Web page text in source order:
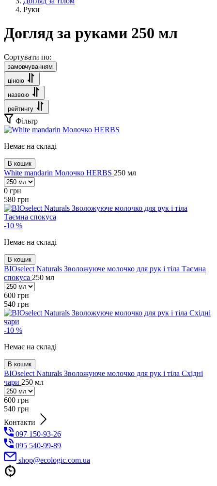
Руки
Догляд за руками 250 мл
Сортувати по:
замовчуванням
ціною
назвою
рейтингу
Фільтр
Немає на складі
В кошик
White mandarin Молочко HERBS 250 мл
0 грн
580 грн
-10 %
Немає на складі
В кошик
BIOselect Naturals Зволожуюче молочко для рук і тіла Таємна
спокуса 250 мл
600 грн
540 грн
-10 %
Немає на складі
В кошик
BIOselect Naturals Зволожуюче молочко для рук і тіла Східні
чари 250 мл
600 грн
540 грн
Контакти
097 150-93-26
095 540-99-89
shoр@ecologic.com.ua